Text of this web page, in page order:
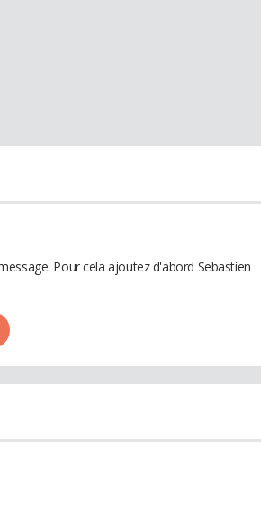
Pour cela ajoutez d'abord Sebastien